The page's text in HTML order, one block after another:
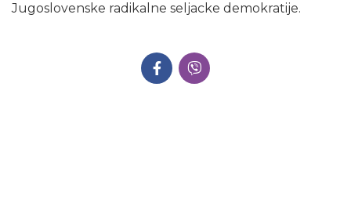
Jugoslovenske radikalne seljacke demokratije.